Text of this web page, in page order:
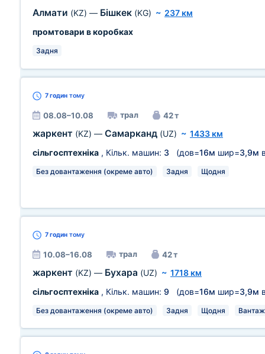
Алмати (KZ) — Бішкек (KG) ~ 237 км
промтовари в коробках
Задня
7 годин тому
08.08–10.08 трал 42 т
жаркент (KZ) — Самарканд (UZ) ~ 1433 км
сільгосптехніка , Кільк. машин: 3 (дов=16м шир=3,9м
Без довантаження (окреме авто) Задня Щодня
7 годин тому
10.08–16.08 трал 42 т
жаркент (KZ) — Бухара (UZ) ~ 1718 км
сільгосптехніка , Кільк. машин: 9 (дов=16м шир=3,9м
Без довантаження (окреме авто) Задня Щодня